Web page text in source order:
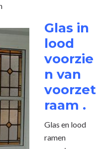
Glas in
lood
voorzie
n van
voorzet
raam .
Glas en lood
ramen